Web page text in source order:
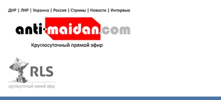
содержимому
Антимайдан: Гражданская война
на Украине
гражданской войне на Украине, включая события в Новороссии, ДНР,
ЛНР и других регионах.